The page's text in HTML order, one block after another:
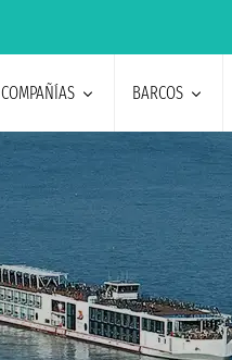
COMPAÑÍAS BARCOS